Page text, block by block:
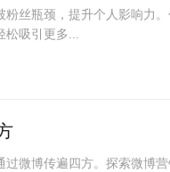
丝瓶颈，提升个人影响力
吸引更多...
微博传遍四方。探索微博